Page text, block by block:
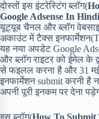
दोस्तों इस इंटरेस्टिंग ब्लॉग(
Google Adsense In Hindi
यूट्यूब चैनल और ब्लॉग
अकाउंट में टैक्स
यह नया अपडेट Google
और ब्लॉग राइटर को ईमेल के
से फइलल करना है और 31
इनफार्मेशन submit करनी है
अपनी पूरी इनकम पर देना
इस ब्लॉग(How To